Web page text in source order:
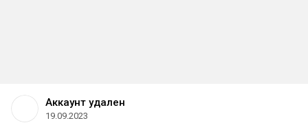
Аккаунт удален
19.09.2023